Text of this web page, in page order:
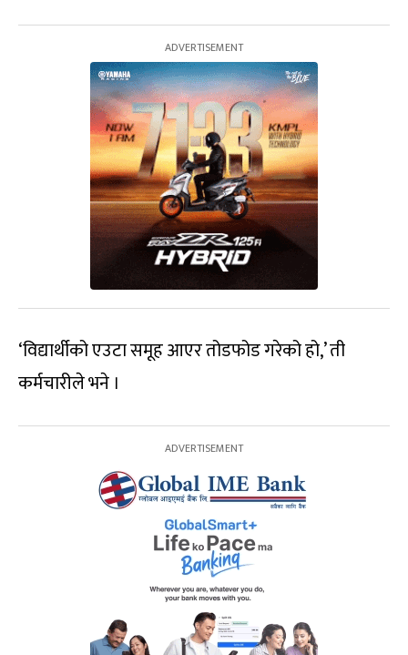
‘विद्यार्थीको एउटा समूह आएर तोडफोड गरेको हो,’ ती
कर्मचारीले भने ।